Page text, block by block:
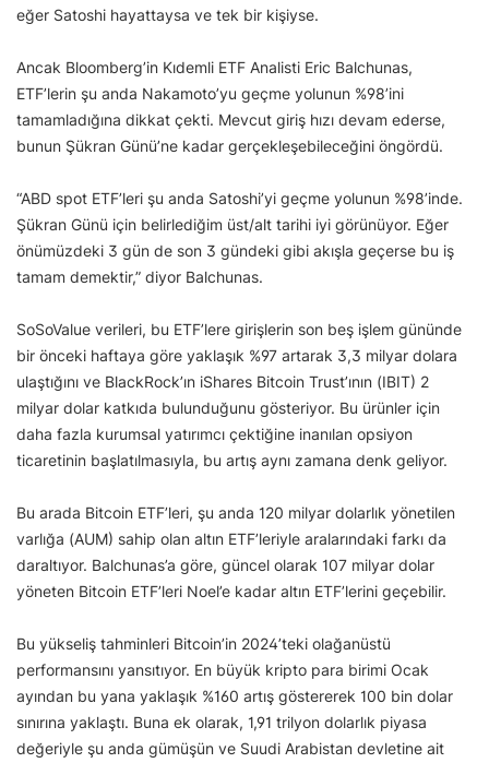
eğer Satoshi hayattaysa ve tek bir kişiyse.
Ancak Bloomberg’in Kıdemli ETF Analisti Eric Balchunas,
ETF’lerin şu anda Nakamoto’yu geçme yolunun %98’ini
tamamladığına dikkat çekti. Mevcut giriş hızı devam ederse,
bunun Şükran Günü’ne kadar gerçekleşebileceğini öngördü.
“ABD spot ETF’leri şu anda Satoshi’yi geçme yolunun %98’inde.
Şükran Günü için belirlediğim üst/alt tarihi iyi görünüyor. Eğer
önümüzdeki 3 gün de son 3 gündeki gibi akışla geçerse bu iş
tamam demektir,” diyor Balchunas.
SoSoValue verileri, bu ETF’lere girişlerin son beş işlem gününde
bir önceki haftaya göre yaklaşık %97 artarak 3,3 milyar dolara
ulaştığını ve BlackRock’ın iShares Bitcoin Trust’ının (IBIT) 2
milyar dolar katkıda bulunduğunu gösteriyor. Bu ürünler için
daha fazla kurumsal yatırımcı çektiğine inanılan opsiyon
ticaretinin başlatılmasıyla, bu artış aynı zamana denk geliyor.
Bu arada Bitcoin ETF’leri, şu anda 120 milyar dolarlık yönetilen
varlığa (AUM) sahip olan altın ETF’leriyle aralarındaki farkı da
daraltıyor. Balchunas’a göre, güncel olarak 107 milyar dolar
yöneten Bitcoin ETF’leri Noel’e kadar altın ETF’lerini geçebilir.
Bu yükseliş tahminleri Bitcoin’in 2024’teki olağanüstü
performansını yansıtıyor. En büyük kripto para birimi Ocak
ayından bu yana yaklaşık %160 artış göstererek 100 bin dolar
sınırına yaklaştı. Buna ek olarak, 1,91 trilyon dolarlık piyasa
değeriyle şu anda gümüşün ve Suudi Arabistan devletine ait